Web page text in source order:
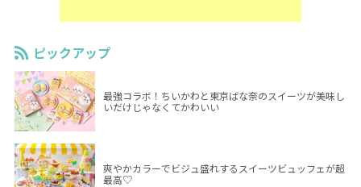
ピックアップ
最強コラボ！ちいかわと東京ばな奈のスイーツが美味し
いだけじゃなくてかわいい
爽やかカラーでビジュ盛れするスイーツビュッフェが超
最高♡